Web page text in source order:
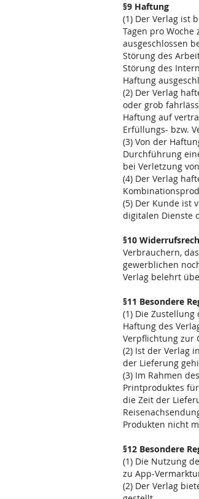
§9 Haftung
(1) Der Verlag ist
Tagen pro
ausgeschlossen
Störung des
Störung des
Haftung
(2) Der Verlag
oder grob
Haftung auf
Erfüllungs- bzw.
(3) Von der
Durchführung
bei Verletzung
(4) Der Verlag
(5) Der Kunde ist
digitalen Dienste
§10
Verbrauchern,
gewerblichen
Verlag belehrt
§11 Besondere
(1) Die
Haftung des
Verpflichtung zur
(2) Ist der Verlag
der Lieferung
(3) Im Rahmen
Printproduktes
die Zeit der
Produkten nicht
§12 Besondere
(1) Die Nutzung
zu App-
(2) Der Verlag